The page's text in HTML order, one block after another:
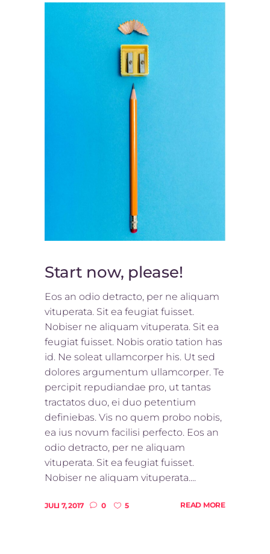
Start now, please!
Eos an odio detracto, per ne aliquam
vituperata. Sit ea feugiat fuisset.
Nobiser ne aliquam vituperata. Sit ea
feugiat fuisset. Nobis oratio tation has
id. Ne soleat ullamcorper his. Ut sed
dolores argumentum ullamcorper. Te
percipit repudiandae pro, ut tantas
tractatos duo, ei duo petentium
definiebas. Vis no quem probo nobis,
ea ius novum facilisi perfecto. Eos an
odio detracto, per ne aliquam
vituperata. Sit ea feugiat fuisset.
Nobiser ne aliquam vituperata....
JULI 7, 2017 0 5 READ MORE